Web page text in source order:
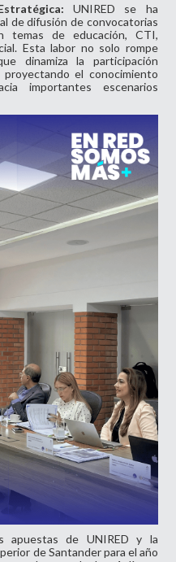
UNIRED se ha
de difusión de convocatorias
de educación, CTI,
Esta labor no solo rompe
dinamiza la participación
el conocimiento
importantes escenarios
apuestas de UNIRED y la
de Santander para el año